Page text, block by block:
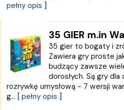
pełny opis ]
35 GIER m.in
35 gier to bogaty i
Zawiera gry proste
budzący zawsze
dorosłych. Są gry
rozrywkę umysłową - 7 wersji
g... [ pełny opis ]